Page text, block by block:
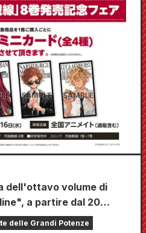
dell'ottavo volume di
a partire dal 20
a tempo limitato
delle Grandi Potenze